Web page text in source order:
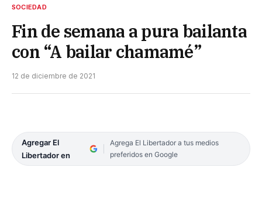
SOCIEDAD
Fin de semana a pura bailanta
con “A bailar chamamé”
12 de diciembre de 2021
Agregar El
Libertador en
Agrega El Libertador a tus medios
preferidos en Google